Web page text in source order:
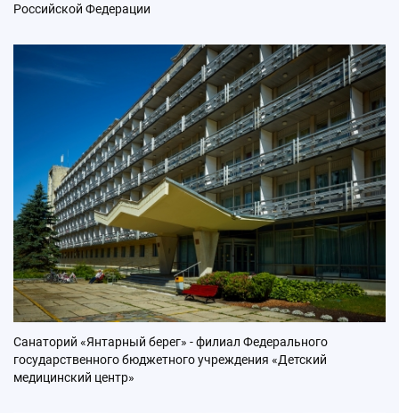
Российской Федерации
Санаторий «Янтарный берег» - филиал Федерального
государственного бюджетного учреждения «Детский
медицинский центр»